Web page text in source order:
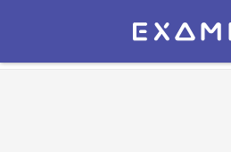
Экзамер — ЕГЭ 2027